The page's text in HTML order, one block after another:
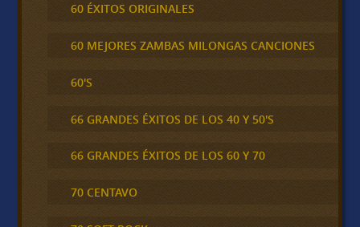
60 ÉXITOS ORIGINALES
60 MEJORES ZAMBAS MILONGAS CANCIONES
60'S
66 GRANDES ÉXITOS DE LOS 40 Y 50'S
66 GRANDES ÉXITOS DE LOS 60 Y 70
70 CENTAVO